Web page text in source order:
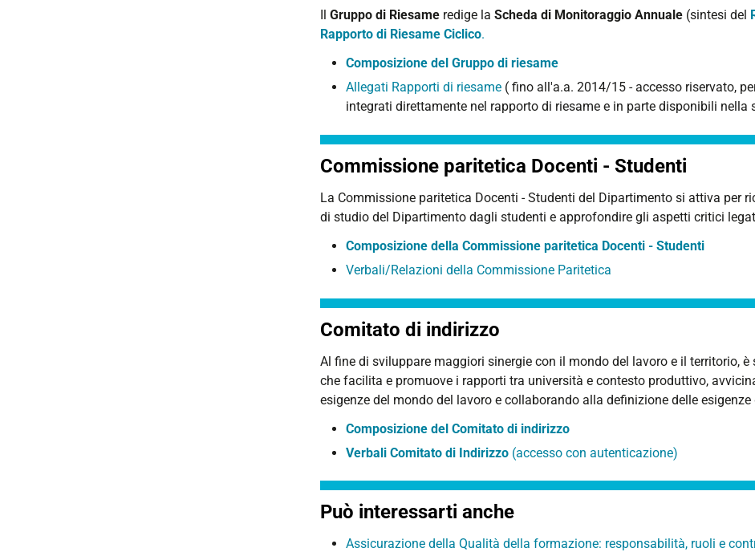
Il Gruppo di Riesame redige la Scheda di Monitoraggio Annuale (sintesi del
Rapporto di Riesame Ciclico.
Composizione del Gruppo di riesame
Allegati Rapporti di riesame ( fino all'a.a. 2014/15 - accesso riservato,
integrati direttamente nel rapporto di riesame e in parte disponibili nella
Commissione paritetica Docenti - Studenti
La Commissione paritetica Docenti - Studenti del Dipartimento si attiva per
di studio del Dipartimento dagli studenti e approfondire gli aspetti critici
Composizione della Commissione paritetica Docenti - Studenti
Verbali/Relazioni della Commissione Paritetica
Comitato di indirizzo
Al fine di sviluppare maggiori sinergie con il mondo del lavoro e il territorio,
che facilita e promuove i rapporti tra università e contesto produttivo,
esigenze del mondo del lavoro e collaborando alla definizione delle
Composizione del Comitato di indirizzo
Verbali Comitato di Indirizzo (accesso con autenticazione)
Può interessarti anche
Assicurazione della Qualità della formazione: responsabilità, ruoli e